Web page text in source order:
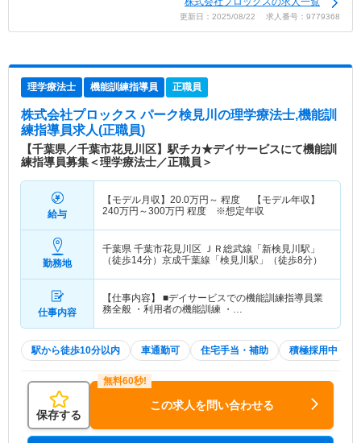
更新日：2025/08/22 求人番号：9779368
理学療法士 機能訓練指導員 正職員
株式会社プロックス パーク検見川 の理学療法士,機能訓
練指導員求人(正職員)
【千葉県／千葉市花見川区】駅チカ★デイサービスにて機能訓
練指導員募集＜理学療法士／正職員＞
給与
【モデル月収】 20.0万円～ 程度 【モデル年収】
240万円～300万円 程度 ※想定年収
勤務地
千葉県 千葉市花見川区 ＪＲ総武線「新検見川駅」
（徒歩14分）京成千葉線「検見川駅」（徒歩8分）
仕事内容
【仕事内容】 ■デイサービスでの機能訓練指導員業
務全般 ・利用者の機能訓練 ・…
駅から徒歩10分以内 車通勤可 住宅手当・補助 積極採用中
保存する
この求人を問い合わせる